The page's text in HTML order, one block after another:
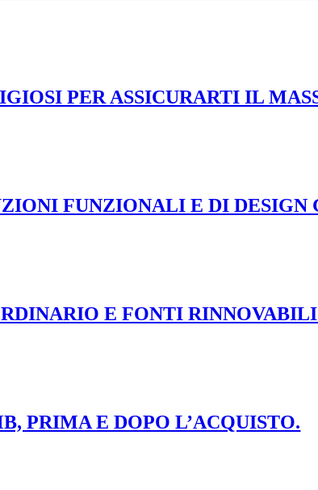
PER ASSICURARTI IL
FUNZIONALI E DI DESIGN
E FONTI
PRIMA E DOPO L’ACQUISTO.